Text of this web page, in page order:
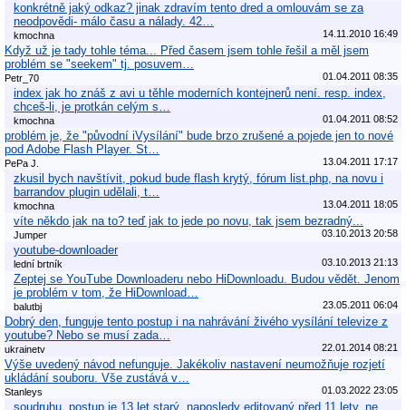
konkrétně jaký odkaz? jinak zdravím tento dred a omlouvám se za
neodpovědi- málo času a nálady. 42…
kmochna 14.11.2010 16:49
Když už je tady tohle téma... Před časem jsem tohle řešil a měl jsem
problém se "seekem" tj. posuvem…
Petr_70 01.04.2011 08:35
index jak ho znáš z avi u těhle moderních kontejnerů není. resp. index,
chceš-li, je protkán celým s…
kmochna 01.04.2011 08:52
problém je, že "původní iVysílání" bude brzo zrušené a pojede jen to nové
pod Adobe Flash Player. St…
PePa J. 13.04.2011 17:17
zkusil bych navštívit, pokud bude flash krytý, fórum list.php, na novu i
barrandov plugin udělali, t…
kmochna 13.04.2011 18:05
víte někdo jak na to? teď jak to jede po novu, tak jsem bezradný...
Jumper 03.10.2013 20:58
youtube-downloader
lední brtník 03.10.2013 21:13
Zeptej se YouTube Downloaderu nebo HiDownloadu. Budou vědět. Jenom
je problém v tom, že HiDownload…
balutbj 23.05.2011 06:04
Dobrý den, funguje tento postup i na nahrávání živého vysílání televize z
youtube? Nebo se musí zada…
ukrainetv 22.01.2014 08:21
Výše uvedený návod nefunguje. Jakékoliv nastavení neumožňuje rozjetí
ukládání souboru. Vše zustává v…
Stanleys 01.03.2022 23:05
soudruhu, postup je 13 let starý, naposledy editovaný před 11 lety. ne